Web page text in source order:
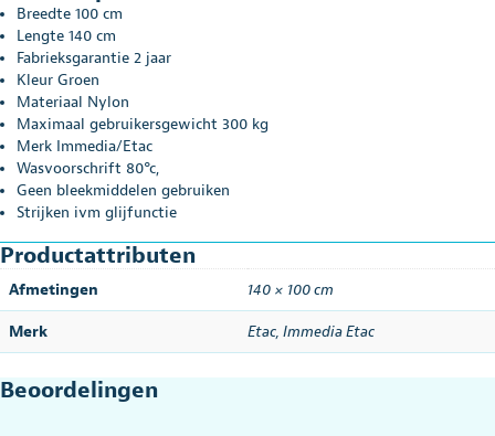
Breedte 100 cm
Lengte 140 cm
Fabrieksgarantie 2 jaar
Kleur Groen
Materiaal Nylon
Maximaal gebruikersgewicht 300 kg
Merk Immedia/Etac
Wasvoorschrift 80°c,
Geen bleekmiddelen gebruiken
Strijken ivm glijfunctie
Productattributen
Afmetingen 140 × 100 cm
Merk Etac, Immedia Etac
Beoordelingen